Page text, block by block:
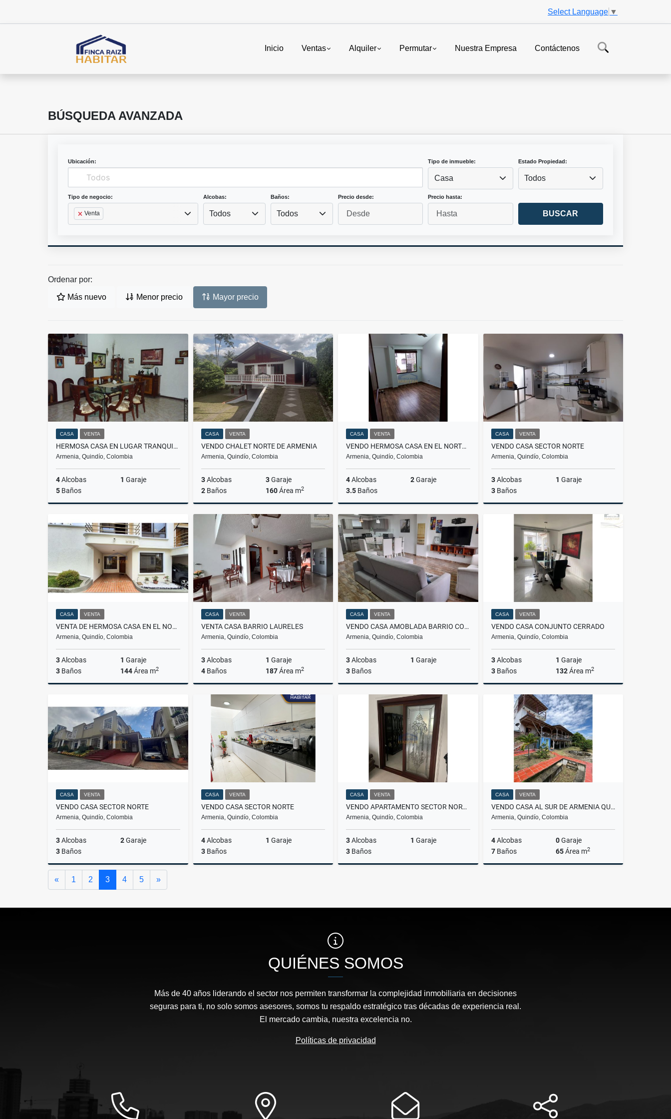
Select Language ▼
Inicio Ventas Alquiler Permutar Nuestra Empresa Contáctenos
BÚSQUEDA AVANZADA
Ubicación: Tipo de inmueble:
Casa
Estado Propiedad:
Todos
Tipo de negocio:
Venta
Alcobas:
Todos
Baños:
Todos
Precio desde: Precio hasta:
BUSCAR
Ordenar por:
Más nuevo Menor precio Mayor precio
CASA VENTA
HERMOSA CASA EN LUGAR TRANQUILO #173447
Armenia, Quindío, Colombia
4Alcobas 1 Garaje
5 Baños
$900.000.000
CASA VENTA
VENDO CHALET NORTE DE ARMENIA
Armenia, Quindío, Colombia
3Alcobas 3Garaje
2Baños 160Área m2
Venta
$880.000.000
CASA VENTA
VENDO HERMOSA CASA EN EL NORTE DE LA CIUDAD
Armenia, Quindío, Colombia
4Alcobas 2Garaje
3.5 Baños
Venta
$850.000.000
CASA VENTA
VENDO CASA SECTOR NORTE
Armenia, Quindío, Colombia
3Alcobas 1 Garaje
3Baños
Venta
$850.000.000
CASA VENTA
VENTA DE HERMOSA CASA EN EL NORTE DE ARMENIA
Armenia, Quindío, Colombia
3Alcobas 1 Garaje
3 Baños 144Área m2
$780.000.000
CASA VENTA
VENTA CASA BARRIO LAURELES
Armenia, Quindío, Colombia
3Alcobas 1 Garaje
4Baños 187Área m2
Venta
CASA VENTA
VENDO CASA AMOBLADA BARRIO COINCA
Armenia, Quindío, Colombia
3Alcobas 1 Garaje
3 Baños
$750.000.000
CASA VENTA
VENDO CASA CONJUNTO CERRADO
Armenia, Quindío, Colombia
3Alcobas 1 Garaje
3Baños 132Área m2
$730.000.000
CASA VENTA
VENDO CASA SECTOR NORTE
Armenia, Quindío, Colombia
3Alcobas 2Garaje
3 Baños
Venta
$720.000.000
CASA VENTA
VENDO CASA SECTOR NORTE
Armenia, Quindío, Colombia
4Alcobas 1 Garaje
3Baños
CASA VENTA
VENDO APARTAMENTO SECTOR NORTE
Armenia, Quindío, Colombia
3Alcobas 1 Garaje
3 Baños
CASA VENTA
VENDO CASA AL SUR DE ARMENIA QUINDIO
Armenia, Quindío, Colombia
4Alcobas 0Garaje
7Baños 65Área m2
« Anterior
1 2 3 4 5 »Siguiente
QUIÉNES SOMOS
Más de 40 años liderando el sector nos permiten transformar la complejidad inmobiliaria en decisiones
seguras para ti, no solo somos asesores, somos tu respaldo estratégico tras décadas de experiencia real.
El mercado cambia, nuestra excelencia no.
Políticas de privacidad